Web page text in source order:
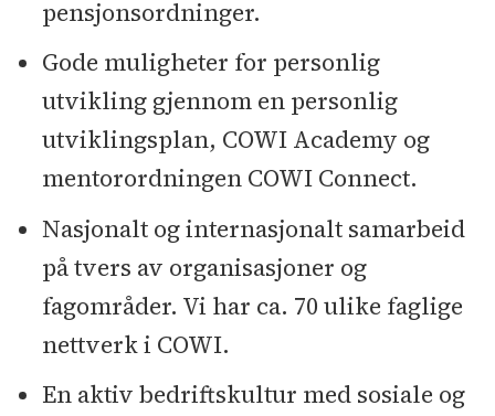
pensjonsordninger.
Gode muligheter for personlig
utvikling gjennom en personlig
utviklingsplan, COWI Academy og
mentorordningen COWI Connect.
Nasjonalt og internasjonalt samarbeid
på tvers av organisasjoner og
fagområder. Vi har ca. 70 ulike faglige
nettverk i COWI.
En aktiv bedriftskultur med sosiale og